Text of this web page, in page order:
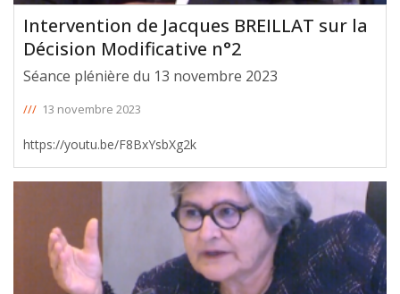
Intervention de Jacques BREILLAT sur la
Décision Modificative n°2
Séance plénière du 13 novembre 2023
/// 13 novembre 2023
https://youtu.be/F8BxYsbXg2k